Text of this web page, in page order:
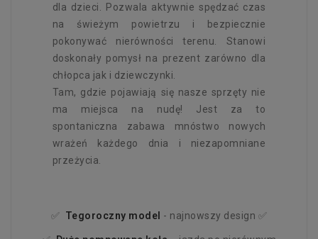
dla dzieci. Pozwala aktywnie spędzać czas
na świeżym powietrzu i bezpiecznie
pokonywać nierówności terenu. Stanowi
doskonały pomysł na prezent zarówno dla
chłopca jak i dziewczynki.
Tam, gdzie pojawiają się nasze sprzęty nie
ma miejsca na nudę! Jest za to
spontaniczna zabawa mnóstwo nowych
wrażeń każdego dnia i niezapomniane
przeżycia.
✅ Tegoroczny model - najnowszy design ✅